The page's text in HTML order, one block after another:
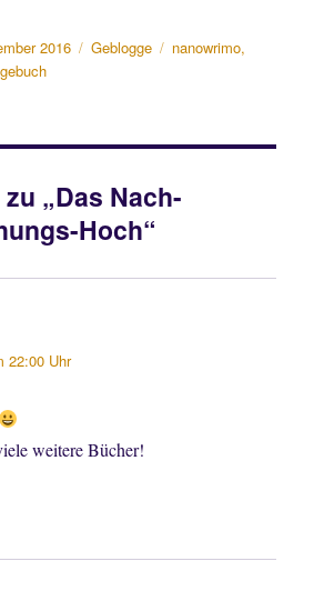
2016 Kategorien
Geblogge Schlagwörter
nanowrimo,
„Das Nach-
Hoch“
22:00 Uhr
weitere Bücher!